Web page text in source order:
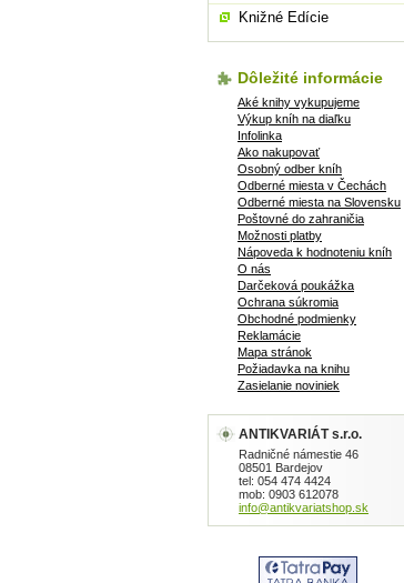
Knižné Edície
Dôležité informácie
Aké knihy vykupujeme
Výkup kníh na diaľku
Infolinka
Ako nakupovať
Osobný odber kníh
Odberné miesta v Čechách
Odberné miesta na Slovensku
Poštovné do zahraničia
Možnosti platby
Nápoveda k hodnoteniu kníh
O nás
Darčeková poukážka
Ochrana súkromia
Obchodné podmienky
Reklamácie
Mapa stránok
Požiadavka na knihu
Zasielanie noviniek
ANTIKVARIÁT s.r.o.
Radničné námestie 46
08501 Bardejov
tel: 054 474 4424
mob: 0903 612078
info@antikvariatshop.sk